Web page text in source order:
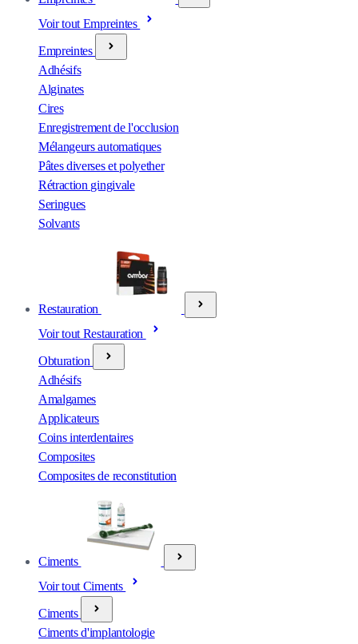
Voir tout Empreintes
Empreintes
Adhésifs
Alginates
Cires
Enregistrement de l'occlusion
Mélangeurs automatiques
Pâtes diverses et polyether
Rétraction gingivale
Seringues
Solvants
Restauration
Voir tout Restauration
Obturation
Adhésifs
Amalgames
Applicateurs
Coins interdentaires
Composites
Composites de reconstitution
Ciments
Voir tout Ciments
Ciments
Ciments d'implantologie